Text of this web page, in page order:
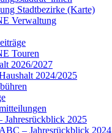
Stadtbezirke (Karte)
Verwaltung
Touren
2026/2027
2024/2025
Jahresrückblick 2025
ABC – Jahresrückblick 2024